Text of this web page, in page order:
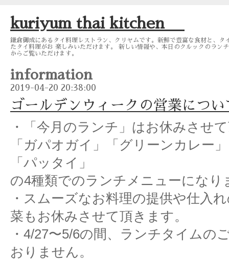
kuriyum thai kitchen
鎌倉御成にあるタイ料理レストラン、クリヤムです。新鮮で豊富な食材と、タ
たタイ料理がお 楽しみいただけます。 新しい情報や、本日のクルックのラ
からご覧いただけます。
information
2019-04-20 20:38:00
ゴールデンウィークの営業につい
・「今月のランチ」はお休みさせ
「ガパオガイ」「グリーンカレー
「パッタイ」
の4種類でのランチメニューになり
・スムーズなお料理の提供や仕入
菜もお休みさせて頂きます。
・4/27〜5/6の間、ランチタイムの
おりません。